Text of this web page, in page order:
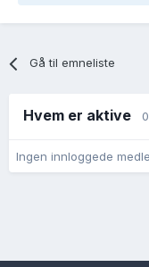
Gå til emneliste
Hvem er aktive
Ingen innloggede